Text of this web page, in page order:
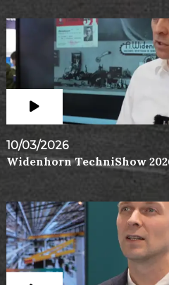
10/03/2026
Widenhorn TechniShow